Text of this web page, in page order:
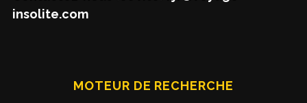
insolite.com
MOTEUR DE RECHERCHE